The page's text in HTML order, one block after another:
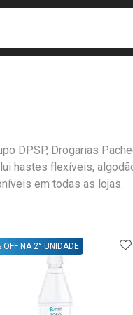
DPSP, Drogarias
hastes flexíveis,
em todas as lojas.
AOS FAVORITOS
OFF NA 2° UNIDADE